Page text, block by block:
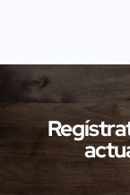
Cáceres
de la
con